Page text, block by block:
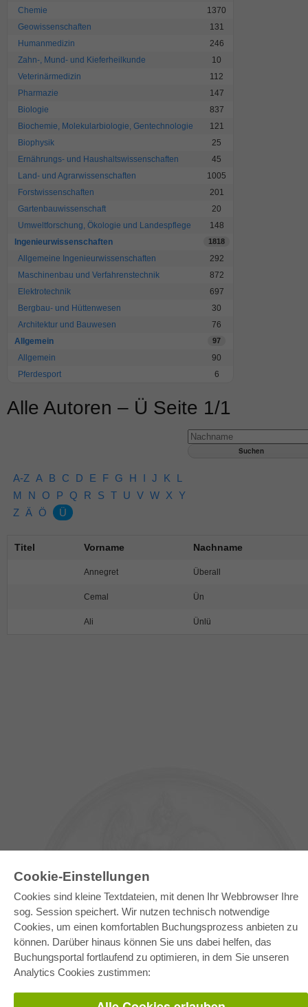
Cookie-Einstellungen
Cookies sind kleine Textdateien, mit denen Ihr Webbrowser Ihre
sog. Session speichert. Wir nutzen technisch notwendige
Cookies, um einen komfortablen Buchungsprozess anbieten zu
können. Darüber hinaus können Sie uns dabei helfen, das
Buchungsportal fortlaufend zu optimieren, in dem Sie unseren
Analytics Cookies zustimmen:
Chemie
1370
Geowissenschaften
131
Humanmedizin
246
Zahn-, Mund- und Kieferheilkunde
10
Veterinärmedizin
112
Pharmazie
147
Biologie
837
Biochemie, Molekularbiologie, Gentechnologie
121
Biophysik
25
Ernährungs- und Haushaltswissenschaften
45
Land- und Agrarwissenschaften
1005
Forstwissenschaften
201
Gartenbauwissenschaft
20
Umweltforschung, Ökologie und Landespflege
148
Ingenieurwissenschaften
1818
Allgemeine Ingenieurwissenschaften
292
Maschinenbau und Verfahrenstechnik
872
Elektrotechnik
697
Bergbau- und Hüttenwesen
30
Architektur und Bauwesen
76
Allgemein
97
Allgemein
90
Pferdesport
6
Alle Autoren – Ü Seite 1/1
A-Z A B C D E F G H I J K
L
M
N O P Q R S T U V W X Y
Z Ä Ö Ü
Titel Vorname Nachname
Annegret Überall
Cemal Ün
Ali Ünlü
E-COLLECTION
Gesamtpaket
Fachbereichspakete
Pick & Choose
Bereitstellung von E-Books